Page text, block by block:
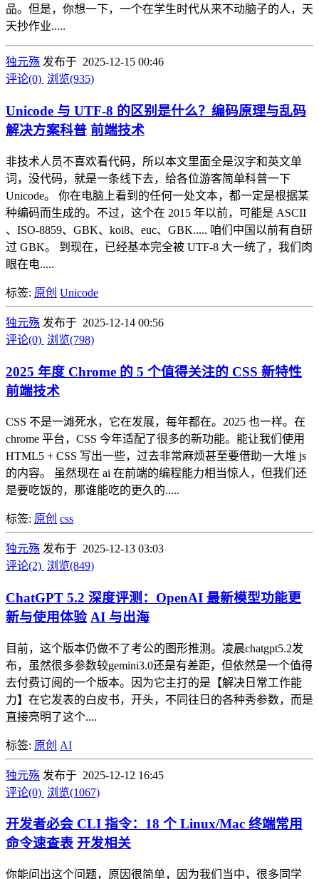
品。但是，你想一下，一个在学生时代从来不动脑子的人，天
天抄作业.....
独元殇 发布于 2025-12-15 00:46
评论(0) 浏览(935)
Unicode 与 UTF-8 的区别是什么？编码原理与乱码
解决方案科普 前端技术
非技术人员不喜欢看代码，所以本文里面全是汉字和英文单
词，没代码，就是一条线下去，给各位游客简单科普一下
Unicode。 你在电脑上看到的任何一处文本，都一定是根据某
种编码而生成的。不过，这个在 2015 年以前，可能是 ASCII
、ISO-8859、GBK、koi8、euc、GBK..... 咱们中国以前有自研
过 GBK。 到现在，已经基本完全被 UTF-8 大一统了，我们肉
眼在电.....
标签: 原创 Unicode
独元殇 发布于 2025-12-14 00:56
评论(0) 浏览(798)
2025 年度 Chrome 的 5 个值得关注的 CSS 新特性
前端技术
CSS 不是一滩死水，它在发展，每年都在。2025 也一样。在
chrome 平台，CSS 今年适配了很多的新功能。能让我们使用
HTML5 + CSS 写出一些，过去非常麻烦甚至要借助一大堆 js
的内容。 虽然现在 ai 在前端的编程能力相当惊人，但我们还
是要吃饭的，那谁能吃的更久的.....
标签: 原创 css
独元殇 发布于 2025-12-13 03:03
评论(2) 浏览(849)
ChatGPT 5.2 深度评测：OpenAI 最新模型功能更
新与使用体验 AI 与出海
目前，这个版本仍做不了考公的图形推测。凌晨chatgpt5.2发
布，虽然很多参数较gemini3.0还是有差距，但依然是一个值得
去付费订阅的一个版本。因为它主打的是【解决日常工作能
力】在它发表的白皮书，开头，不同往日的各种秀参数，而是
直接亮明了这个....
标签: 原创 AI
独元殇 发布于 2025-12-12 16:45
评论(0) 浏览(1067)
开发者必会 CLI 指令：18 个 Linux/Mac 终端常用
命令速查表 开发相关
你能问出这个问题，原因很简单，因为我们当中，很多同学